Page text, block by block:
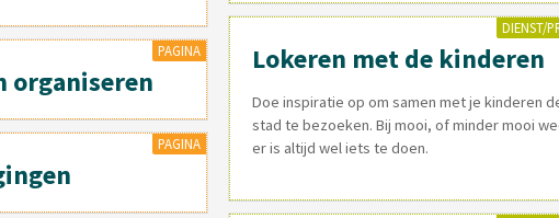
PAGINA
organiseren
PAGINA
DIENST/
Lokeren met de kinderen
Doe inspiratie op om samen met je kinderen
stad te bezoeken. Bij mooi, of minder mooi
er is altijd wel iets te doen.